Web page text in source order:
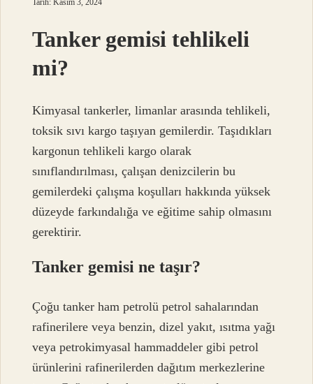
Tarih: Kasım 3, 2024
Tanker gemisi tehlikeli
mi?
Kimyasal tankerler, limanlar arasında tehlikeli,
toksik sıvı kargo taşıyan gemilerdir. Taşıdıkları
kargonun tehlikeli kargo olarak
sınıflandırılması, çalışan denizcilerin bu
gemilerdeki çalışma koşulları hakkında yüksek
düzeyde farkındalığa ve eğitime sahip olmasını
gerektirir.
Tanker gemisi ne taşır?
Çoğu tanker ham petrolü petrol sahalarından
rafinerilere veya benzin, dizel yakıt, ısıtma yağı
veya petrokimyasal hammaddeler gibi petrol
ürünlerini rafinerilerden dağıtım merkezlerine